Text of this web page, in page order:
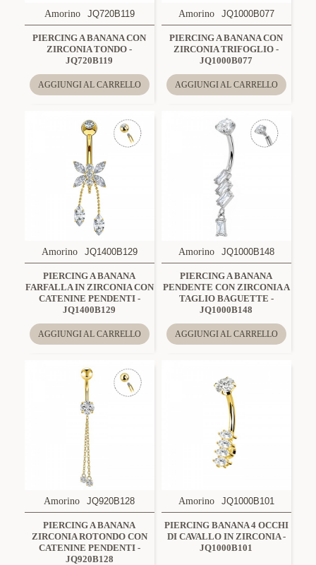
Amorino JQ720B119
PIERCING A BANANA CON
ZIRCONIA TONDO -
JQ720B119
AGGIUNGI AL CARRELLO
Amorino JQ1000B077
PIERCING A BANANA CON
ZIRCONIA TRIFOGLIO -
JQ1000B077
AGGIUNGI AL CARRELLO
Amorino JQ1400B129
PIERCING A BANANA
FARFALLA IN ZIRCONIA CON
CATENINE PENDENTI -
JQ1400B129
AGGIUNGI AL CARRELLO
Amorino JQ1000B148
PIERCING A BANANA
PENDENTE CON ZIRCONIA A
TAGLIO BAGUETTE -
JQ1000B148
AGGIUNGI AL CARRELLO
Amorino JQ920B128
PIERCING A BANANA
ZIRCONIA ROTONDO CON
CATENINE PENDENTI -
JQ920B128
Amorino JQ1000B101
PIERCING BANANA 4 OCCHI
DI CAVALLO IN ZIRCONIA -
JQ1000B101